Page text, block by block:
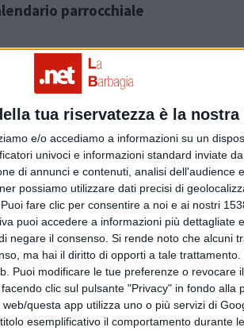
tua riservatezza è la
e/o accediamo a informazioni su un
univoci e informazioni standard inviate
di annunci e contenuti, analisi dell'audience
possiamo utilizzare dati precisi di
fare clic per consentire a noi e ai nostri
puoi accedere a informazioni più dettagliate
negare il consenso. Si rende noto che alcuni
ma hai il diritto di opporti a tale
Puoi modificare le tue preferenze o revocare
clic sul pulsante "Privacy" in fondo alla
questa app utilizza uno o più servizi di
esemplificativo il comportamento durante
parrocchiale